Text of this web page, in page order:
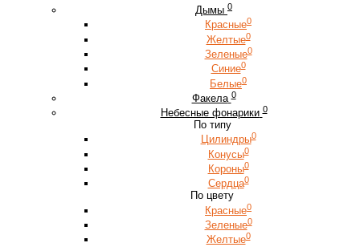
Дымы 0
Красные0
Желтые0
Зеленые0
Синие0
Белые0
Факела 0
Небесные фонарики 0
По типу
Цилиндры0
Конусы0
Короны0
Сердца0
По цвету
Красные0
Зеленые0
Желтые0